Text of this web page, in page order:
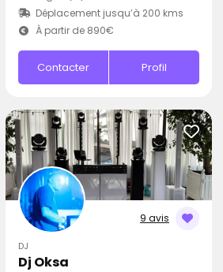
Déplacement jusqu’à 200 kms
À partir de 890€
Contacter Profil
9 avis
DJ
Dj Oksa